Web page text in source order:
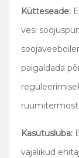
Kütteseade:
vesi
paigaldada
Kasutusluba:
vajalikud